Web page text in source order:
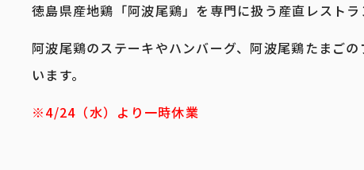
徳島県産地鶏「阿波尾鶏」を専門に扱う産直レストラ
阿波尾鶏のステーキやハンバーグ、阿波尾鶏たまご
います。
※4/24（水）より一時休業